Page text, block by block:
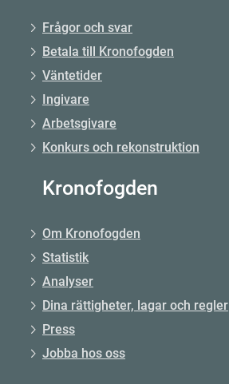
Frågor och svar
Betala till Kronofogden
Väntetider
Ingivare
Arbetsgivare
Konkurs och rekonstruktion
Kronofogden
Om Kronofogden
Statistik
Analyser
Dina rättigheter, lagar och regler
Press
Jobba hos oss